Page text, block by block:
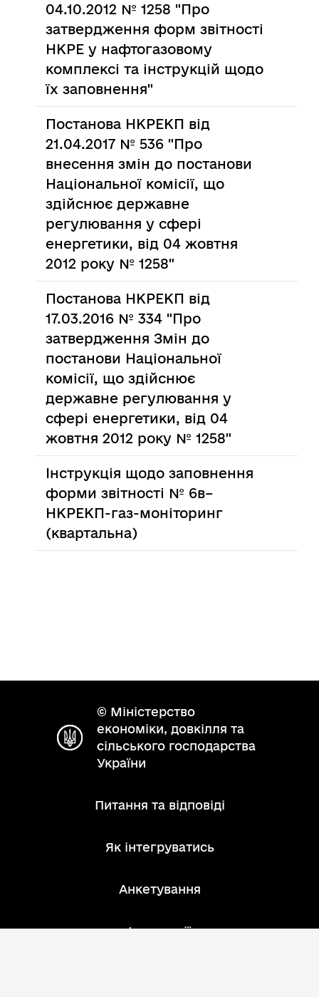
04.10.2012 № 1258 "Про
затвердження форм звітності
НКРЕ у нафтогазовому
комплексі та інструкцій щодо
їх заповнення"
Постанова НКРЕКП від
21.04.2017 № 536 "Про
внесення змін до постанови
Національної комісії, що
здійснює державне
регулювання у сфері
енергетики, від 04 жовтня
2012 року № 1258"
Постанова НКРЕКП від
17.03.2016 № 334 "Про
затвердження Змін до
постанови Національної
комісії, що здійснює
державне регулювання у
сфері енергетики, від 04
жовтня 2012 року № 1258"
Інструкція щодо заповнення
форми звітності № 6в–
НКРЕКП-газ-моніторинг
(квартальна)
© Міністерство
економіки, довкілля та
сільського господарства
України
Питання та відповіді
Як інтегруватись
Анкетування
Інструкції